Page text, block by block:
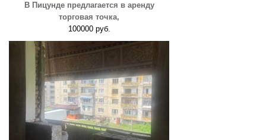
В Пицунде предлагается в аренду
торговая точка,
100000 руб.